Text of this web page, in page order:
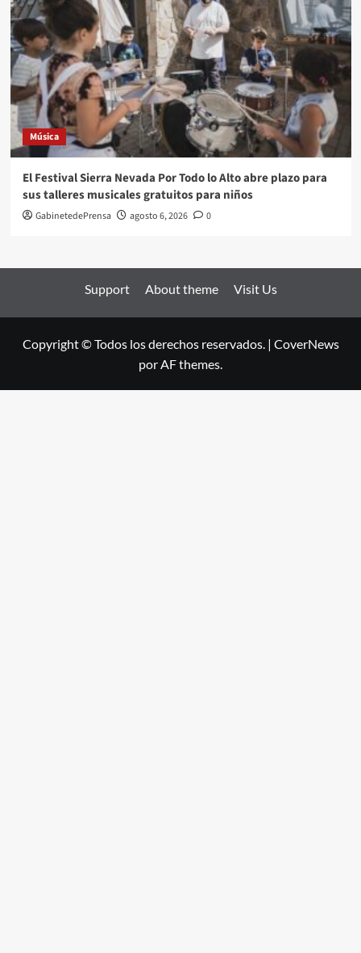
Música
El Festival Sierra Nevada Por Todo lo Alto abre plazo para
sus talleres musicales gratuitos para niños
GabinetedePrensa agosto 6, 2026 0
Support About theme Visit Us
Copyright © Todos los derechos reservados. | CoverNews
por AF themes.